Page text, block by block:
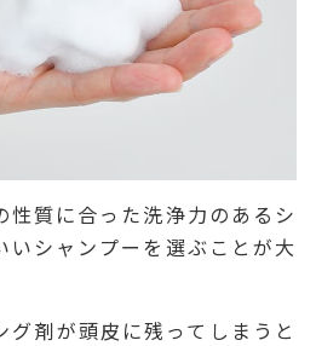
性質に合った洗浄力のあるシ
いシャンプーを選ぶことが大
グ剤が頭皮に残ってしまうと